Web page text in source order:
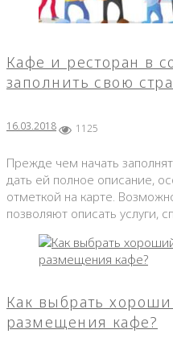
Кафе и ресторан в
заполнить свою
16.03.2018 1125
Прежде чем начать
дать ей полное описание,
отметкой на карте.
позволяют описать услуги,
Как выбрать
размещения кафе?